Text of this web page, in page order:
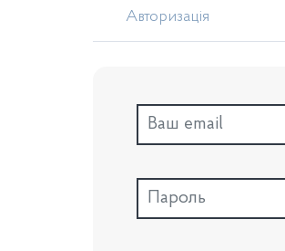
Авторизація